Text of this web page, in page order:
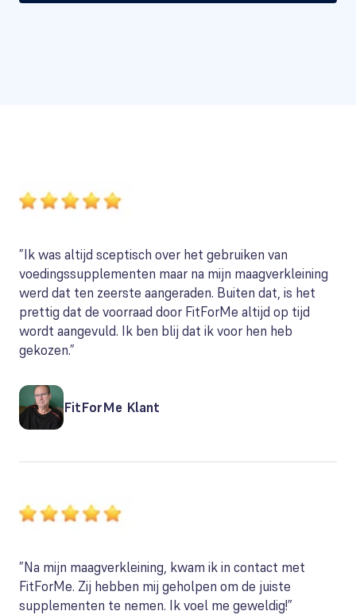
”Ik was altijd sceptisch over het gebruiken van
voedingssupplementen maar na mijn maagverkleining
werd dat ten zeerste aangeraden. Buiten dat, is het
prettig dat de voorraad door FitForMe altijd op tijd
wordt aangevuld. Ik ben blij dat ik voor hen heb
gekozen.”
FitForMe Klant
”Na mijn maagverkleining, kwam ik in contact met
FitForMe. Zij hebben mij geholpen om de juiste
supplementen te nemen. Ik voel me geweldig!”